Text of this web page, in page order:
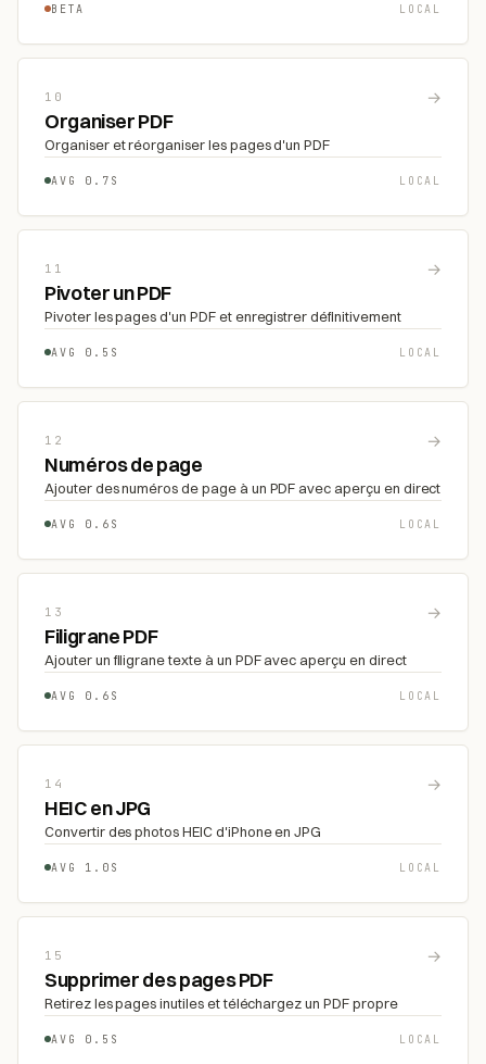
BETA LOCAL
10 →
Organiser PDF
Organiser et réorganiser les pages d'un PDF
AVG 0.7S LOCAL
11 →
Pivoter un PDF
Pivoter les pages d'un PDF et enregistrer définitivement
AVG 0.5S LOCAL
12 →
Numéros de page
Ajouter des numéros de page à un PDF avec aperçu en direct
AVG 0.6S LOCAL
13 →
Filigrane PDF
Ajouter un filigrane texte à un PDF avec aperçu en direct
AVG 0.6S LOCAL
14 →
HEIC en JPG
Convertir des photos HEIC d'iPhone en JPG
AVG 1.0S LOCAL
15 →
Supprimer des pages PDF
Retirez les pages inutiles et téléchargez un PDF propre
AVG 0.5S LOCAL